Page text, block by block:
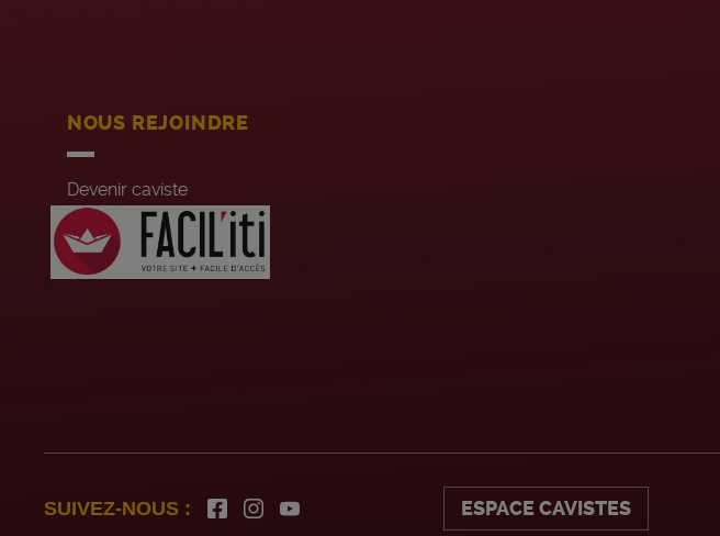
NOUS REJOINDRE
Devenir caviste
Recrutement siège
Jobs été
ESPACE CAVISTES
SUIVEZ-NOUS :